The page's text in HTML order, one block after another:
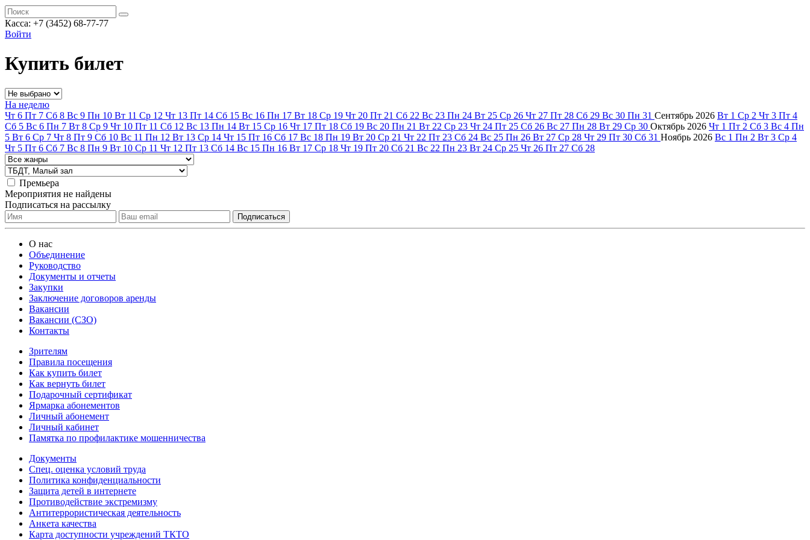
Касса: +7 (3452) 68-77-77
Войти
Купить билет
На неделю
Чт 6 Пт 7 Сб 8 Вс 9 Пн 10 Вт 11 Ср 12 Чт 13 Пт 14 Сб 15 Вс 16 Пн 17 Вт 18 Ср 19 Чт 20 Пт 21 Сб 22 Вс 23 Пн 24 Вт 25 Ср 26 Чт 27 Пт 28 Сб 29 Вс 30 Пн 31 Сентябрь 2026 Вт 1 Ср 2 Чт 3 Пт 4
Сб 5 Вс 6 Пн 7 Вт 8 Ср 9 Чт 10 Пт 11 Сб 12 Вс 13 Пн 14 Вт 15 Ср 16 Чт 17 Пт 18 Сб 19 Вс 20 Пн 21 Вт 22 Ср 23 Чт 24 Пт 25 Сб 26 Вс 27 Пн 28 Вт 29 Ср 30 Октябрь 2026 Чт 1 Пт 2 Сб 3 Вс 4 Пн
5 Вт 6 Ср 7 Чт 8 Пт 9 Сб 10 Вс 11 Пн 12 Вт 13 Ср 14 Чт 15 Пт 16 Сб 17 Вс 18 Пн 19 Вт 20 Ср 21 Чт 22 Пт 23 Сб 24 Вс 25 Пн 26 Вт 27 Ср 28 Чт 29 Пт 30 Сб 31 Ноябрь 2026 Вс 1 Пн 2 Вт 3 Ср 4
Чт 5 Пт 6 Сб 7 Вс 8 Пн 9 Вт 10 Ср 11 Чт 12 Пт 13 Сб 14 Вс 15 Пн 16 Вт 17 Ср 18 Чт 19 Пт 20 Сб 21 Вс 22 Пн 23 Вт 24 Ср 25 Чт 26 Пт 27 Сб 28
Премьера
Мероприятия не найдены
Подписаться на рассылку
О нас
Объединение
Руководство
Документы и отчеты
Закупки
Заключение договоров аренды
Вакансии
Вакансии (СЗО)
Контакты
Зрителям
Правила посещения
Как купить билет
Как вернуть билет
Подарочный сертификат
Ярмарка абонементов
Личный абонемент
Личный кабинет
Памятка по профилактике мошенничества
Документы
Спец. оценка условий труда
Политика конфиденциальности
Защита детей в интернете
Противодействие экстремизму
Антитеррористическая деятельность
Анкета качества
Карта доступности учреждений ТКТО